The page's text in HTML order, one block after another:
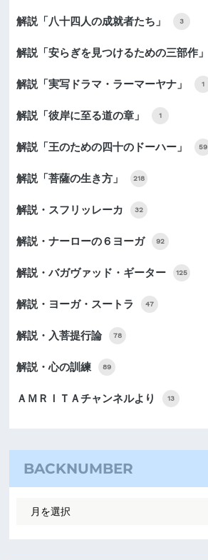
解説「八十四人の成就者たち」 3
解説「安らぎを見つけるための三部作」
解説「実写ドラマ・ラーマーヤナ」 1
解説「彼岸に至る道の章」 1
解説「王のための四十のドーハー」 59
解説「菩薩の生き方」 218
解説・スフリッレーカ 32
解説・ナーローの６ヨーガ 92
解説・バガヴァッド・ギーター 125
解説・ヨーガ・スートラ 47
解説・入菩提行論 78
解説・心の訓練 89
ＡＭＲＩＴＡチャンネルより 13
BACKNUMBER